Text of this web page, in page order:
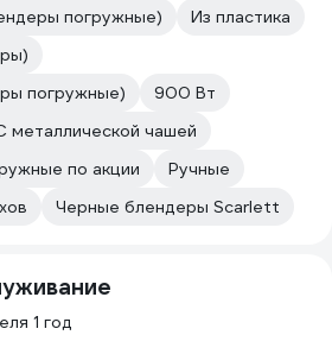
погружные)
Из пластика
погружные)
900 Вт
металлической чашей
по акции
Ручные
Черные блендеры Scarlett
1 год